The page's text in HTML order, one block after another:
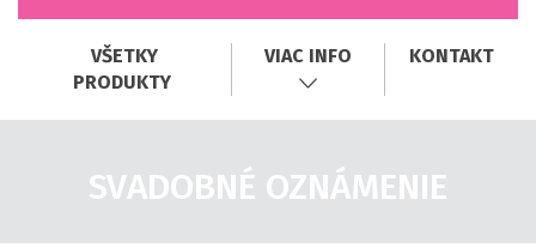
VŠETKY
PRODUKTY
VIAC INFO KONTAKT
SVADOBNÉ OZNÁMENIE